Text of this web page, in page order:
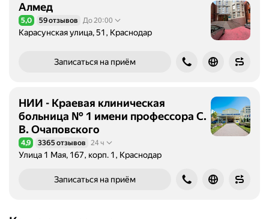
Алмед
Рейтинг 5,0 из 5
5,0 59 отзывов До 20:00
Карасунская улица, 51, Краснодар
Записаться на приём
НИИ - Краевая клиническая
больница № 1 имени профессора С.
В. Очаповского
Рейтинг 4,9 из 5
4,9 3365 отзывов 24 ч
Улица 1 Мая, 167, корп. 1, Краснодар
Записаться на приём